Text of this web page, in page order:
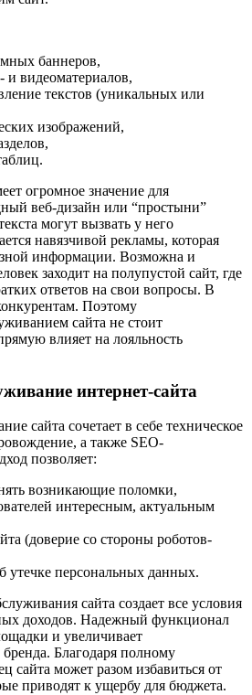
баннеров,
и видеоматериалов,
текстов (уникальных или
изображений,
огромное значение для
веб-дизайн или “простыни”
могут вызвать у него
навязчивой рекламы, которая
информации. Возможна и
заходит на полупустой сайт, где
ответов на свои вопросы. В
Поэтому
сайта не стоит
влияет на лояльность
интернет-сайта
сайта сочетает в себе техническое
а также SEO-
позволяет:
возникающие поломки,
интересным, актуальным
(доверие со стороны роботов-
утечке персональных данных.
сайта создает все условия
доходов. Надежный функционал
и увеличивает
Благодаря полному
сайта может разом избавиться от
приводят к ущербу для бюджета.